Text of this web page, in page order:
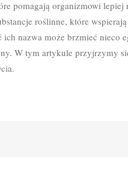
pomagają organizmowi lepiej
roślinne, które
nazwa może brzmieć nieco
W tym artykule przyjrzymy